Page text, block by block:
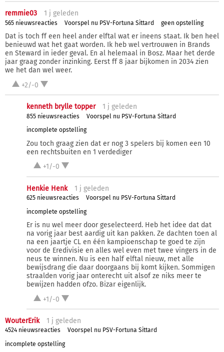
remmie03 1 j geleden
565 nieuwsreacties Voorspel nu PSV-Fortuna Sittard geen opstelling
Dat is toch ff een heel ander elftal wat er ineens staat. Ik ben heel
benieuwd wat het gaat worden. Ik heb wel vertrouwen in Brands
en Steward in ieder geval. En al helemaal in Bosz. Maar het derde
jaar graag zonder inzinking. Eerst ff 8 jaar bijkomen in 2034 zien
we het dan wel weer.
+2/-0
kenneth brylle topper 1 j geleden
855 nieuwsreacties
Voorspel nu PSV-Fortuna Sittard
incomplete opstelling
Zou toch graag zien dat er nog 3 spelers bij komen een 10
een rechtsbuiten en 1 verdediger
+1/-0
Henkie Henk 1 j geleden
625 nieuwsreacties
Voorspel nu PSV-Fortuna Sittard
incomplete opstelling
Er is nu wel meer door geselecteerd. Heb het idee dat dat
na vorig jaar best aardig uit kan pakken. Ze dachten toen al
na een jaartje CL en één kampioenschap te goed te zijn
voor de Eredivisie en alles wel even met twee vingers in de
neus te winnen. Nu is een half elftal nieuw, met alle
bewijsdrang die daar doorgaans bij komt kijken. Sommigen
straalden vorig jaar onterecht uit alsof ze niks meer te
bewijzen hadden ofzo. Bizar eigenlijk.
+1/-0
WouterErik 1 j geleden
4524 nieuwsreacties
Voorspel nu PSV-Fortuna Sittard
incomplete opstelling